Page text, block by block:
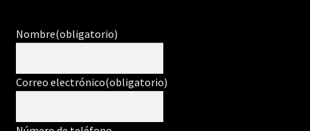
Nombre(obligatorio)
Correo electrónico(obligatorio)